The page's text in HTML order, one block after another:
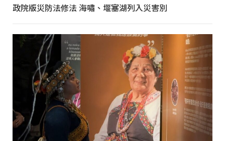
政院版災防法修法 海嘯、堰塞湖列入災害別